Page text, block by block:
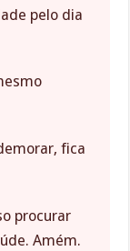
pelo dia
fica
procurar
Amém.